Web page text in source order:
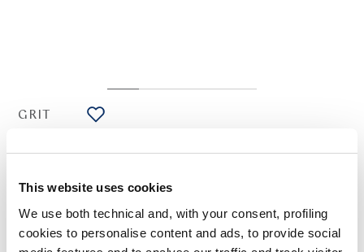
This website uses cookies
We use both technical and, with your consent, profiling
cookies to personalise content and ads, to provide social
GRIT
Top en tricot à côtes mélange coton blanc, rose et jaune
105,00 CHF
175,00 CHF -40%
(Droits de douane compris)